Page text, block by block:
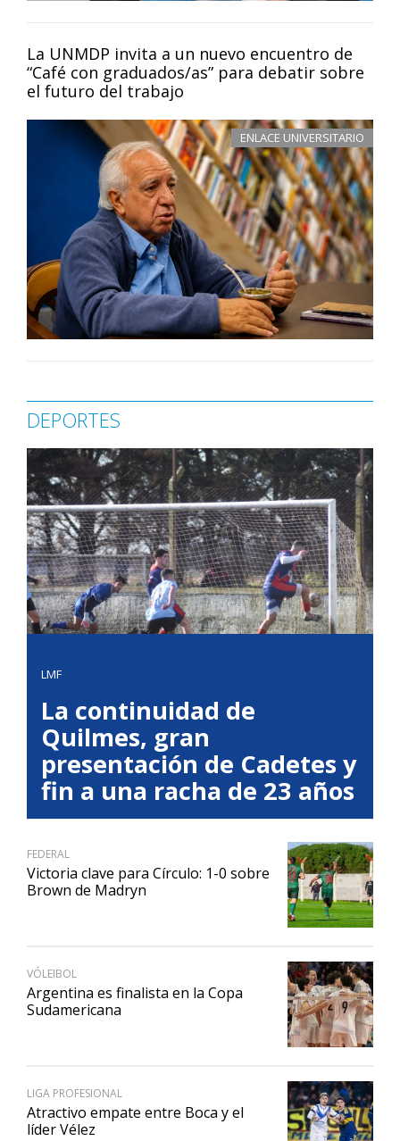
La UNMDP invita a un nuevo encuentro de
“Café con graduados/as” para debatir sobre
el futuro del trabajo
ENLACE UNIVERSITARIO
DEPORTES
LMF
La continuidad de
Quilmes, gran
presentación de Cadetes y
fin a una racha de 23 años
FEDERAL
Victoria clave para Círculo: 1-0 sobre
Brown de Madryn
VÓLEIBOL
Argentina es finalista en la Copa
Sudamericana
LIGA PROFESIONAL
Atractivo empate entre Boca y el
líder Vélez